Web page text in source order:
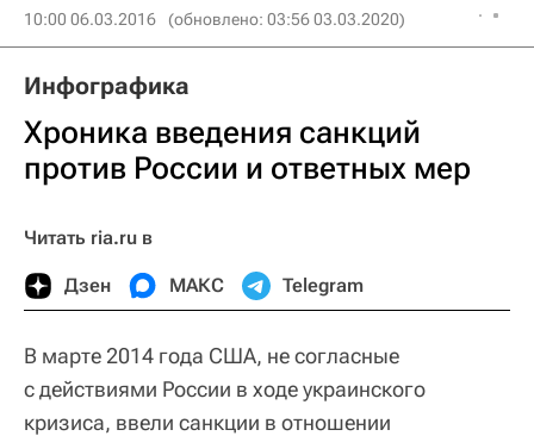
10:00 06.03.2016 (обновлено: 03:56 03.03.2020)
Инфографика
Хроника введения санкций
против России и ответных мер
Читать ria.ru в
Дзен МАКС Telegram
В марте 2014 года США, не согласные
с действиями России в ходе украинского
кризиса, ввели санкции в отношении